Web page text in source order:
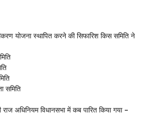
योजना स्थापित करने की सिफारिश किस समिति ने
समिति
अधिनियम विधानसभा में कब पारित किया गया –